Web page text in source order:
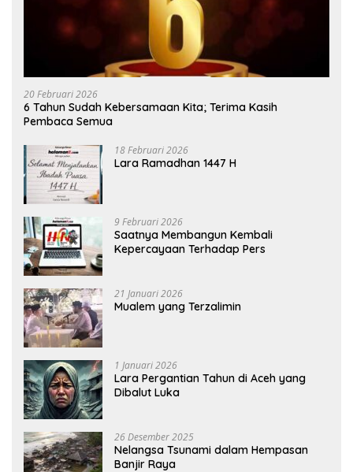
20 Februari 2026
6 Tahun Sudah Kebersamaan Kita; Terima Kasih
Pembaca Semua
18 Februari 2026
Lara Ramadhan 1447 H
9 Februari 2026
Saatnya Membangun Kembali
Kepercayaan Terhadap Pers
21 Januari 2026
Mualem yang Terzalimin
1 Januari 2026
Lara Pergantian Tahun di Aceh yang
Dibalut Luka
26 Desember 2025
Nelangsa Tsunami dalam Hempasan
Banjir Raya